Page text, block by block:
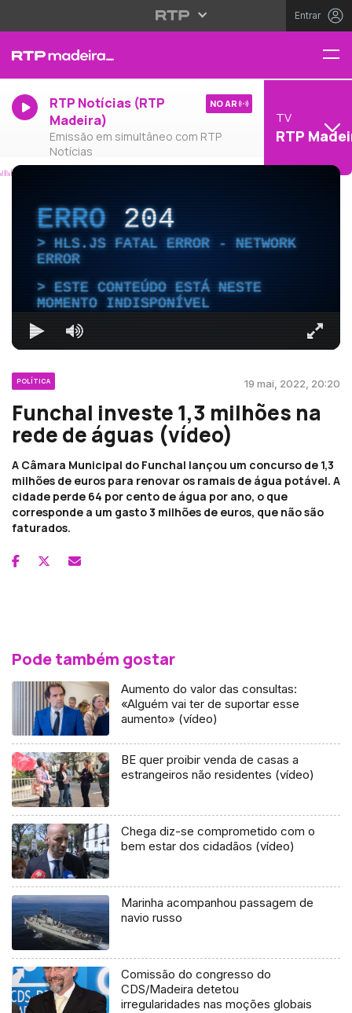
Entrar
RTP Notícias (RTP
Madeira)
Emissão em simultâneo com RTP
Notícias
NO AR
TV
RTP
ERRO204
HLS.JS FATAL ERROR - NETWORK
ERROR
ESTE CONTEÚDO ESTÁ NESTE
MOMENTO INDISPONÍVEL
POLÍTICA 19 mai, 2022, 20:20
Funchal investe 1,3 milhões na
rede de águas (vídeo)
A Câmara Municipal do Funchal lançou um concurso de 1,3
milhões de euros para renovar os ramais de água potável. A
cidade perde 64 por cento de água por ano, o que
corresponde a um gasto 3 milhões de euros, que não são
faturados.
Pode também gostar
Aumento do valor das consultas:
«Alguém vai ter de suportar esse
aumento» (vídeo)
BE quer proibir venda de casas a
estrangeiros não residentes (vídeo)
Chega diz-se comprometido com o
bem estar dos cidadãos (vídeo)
Marinha acompanhou passagem de
navio russo
Comissão do congresso do
CDS/Madeira detetou
irregularidades nas moções globais